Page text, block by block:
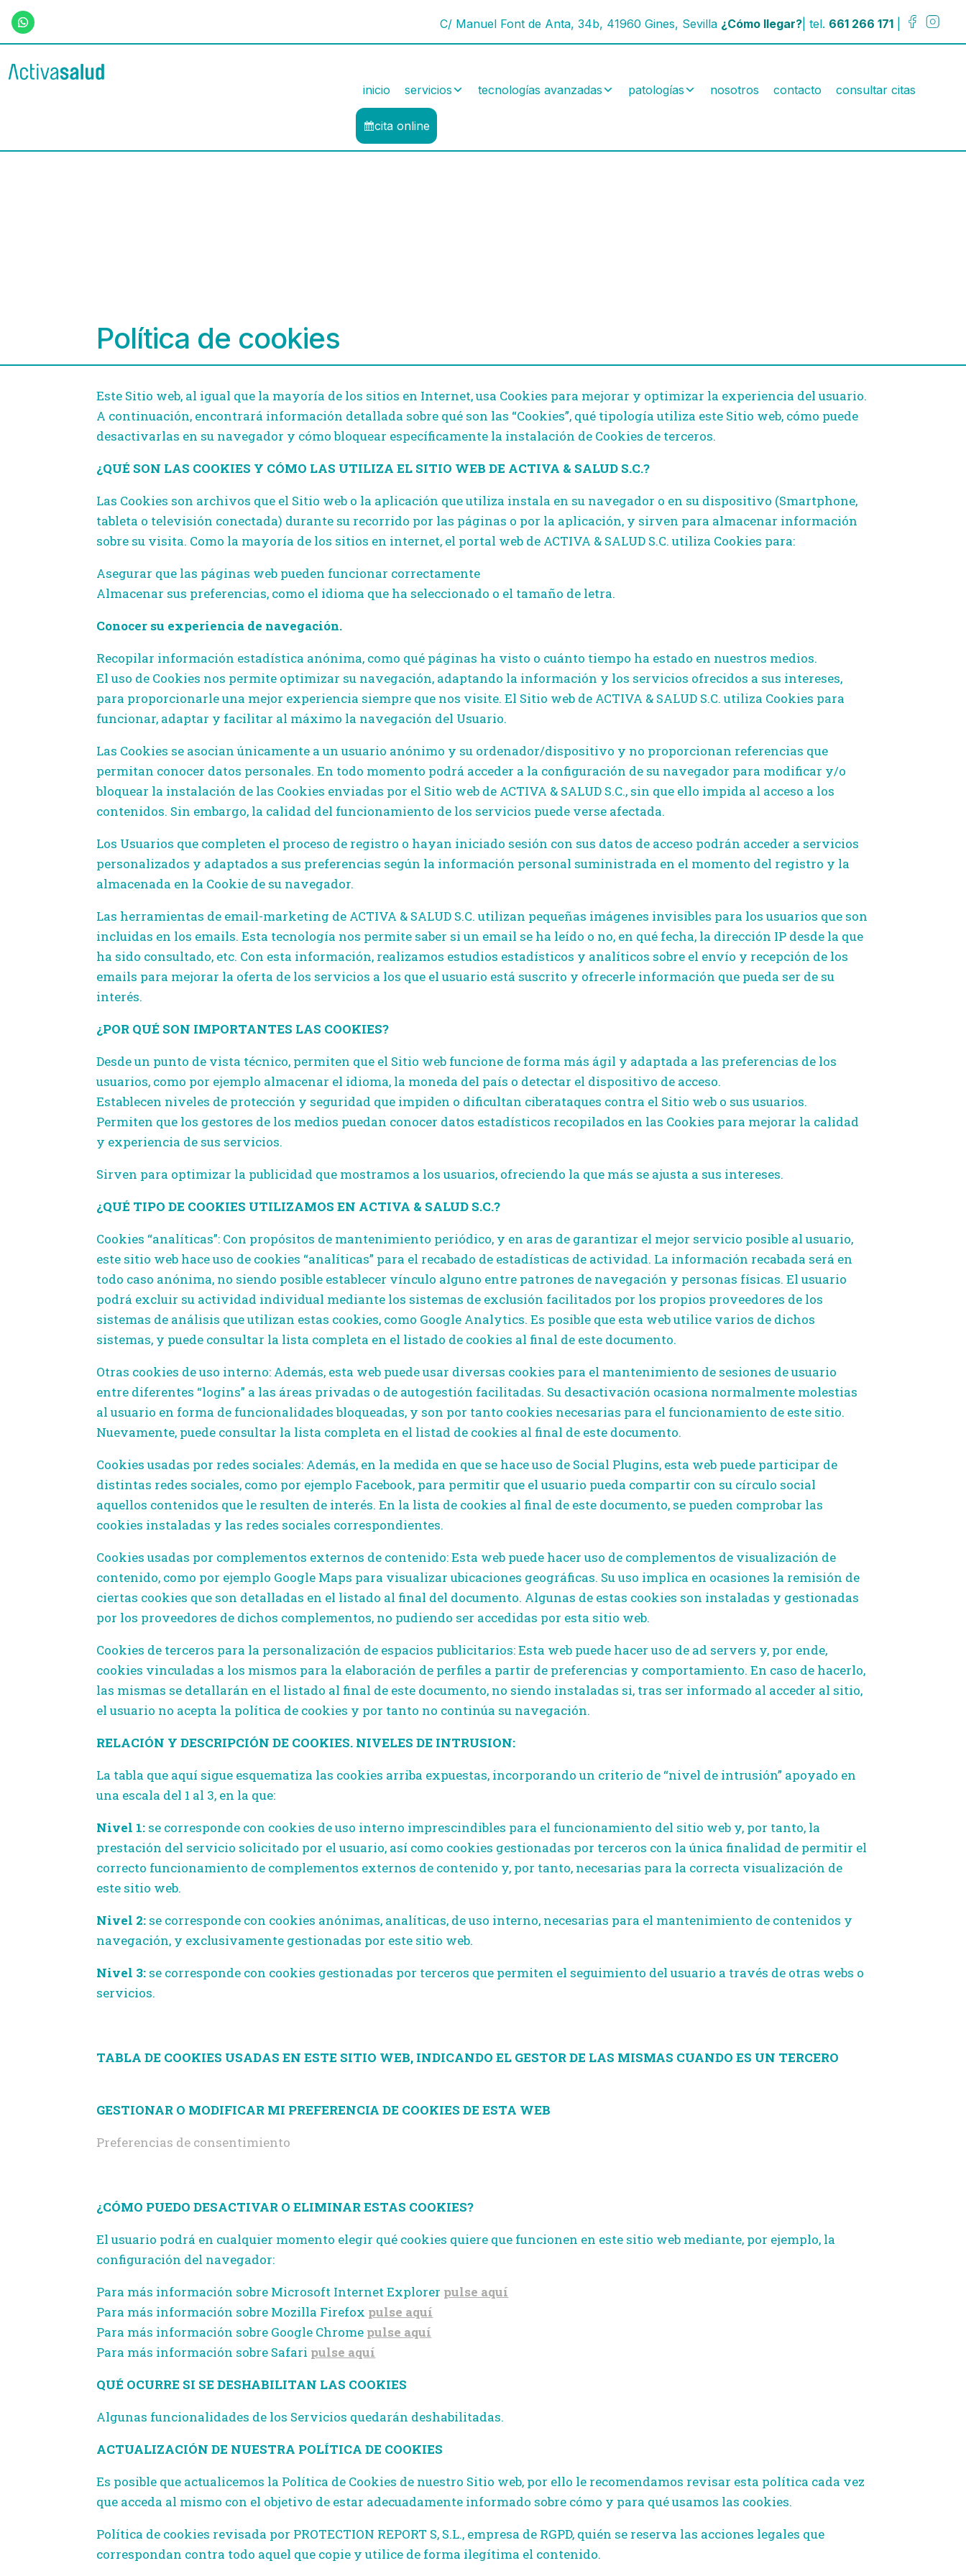
C/ Manuel Font de Anta, 34b, 41960 Gines, Sevilla ¿Cómo llegar?| tel. 661 266 171|
inicio servicios tecnologías avanzadas patologías nosotros contacto consultar citas
cita online
Política de cookies
Este Sitio web, al igual que la mayoría de los sitios en Internet, usa Cookies para mejorar y optimizar la experiencia del usuario.
A continuación, encontrará información detallada sobre qué son las “Cookies”, qué tipología utiliza este Sitio web, cómo puede
desactivarlas en su navegador y cómo bloquear específicamente la instalación de Cookies de terceros.
¿QUÉ SON LAS COOKIES Y CÓMO LAS UTILIZA EL SITIO WEB DE ACTIVA & SALUD S.C.?
Las Cookies son archivos que el Sitio web o la aplicación que utiliza instala en su navegador o en su dispositivo (Smartphone,
tableta o televisión conectada) durante su recorrido por las páginas o por la aplicación, y sirven para almacenar información
sobre su visita. Como la mayoría de los sitios en internet, el portal web de ACTIVA & SALUD S.C. utiliza Cookies para:
Asegurar que las páginas web pueden funcionar correctamente
Almacenar sus preferencias, como el idioma que ha seleccionado o el tamaño de letra.
Conocer su experiencia de navegación.
Recopilar información estadística anónima, como qué páginas ha visto o cuánto tiempo ha estado en nuestros medios.
El uso de Cookies nos permite optimizar su navegación, adaptando la información y los servicios ofrecidos a sus intereses,
para proporcionarle una mejor experiencia siempre que nos visite. El Sitio web de ACTIVA & SALUD S.C. utiliza Cookies para
funcionar, adaptar y facilitar al máximo la navegación del Usuario.
Las Cookies se asocian únicamente a un usuario anónimo y su ordenador/dispositivo y no proporcionan referencias que
permitan conocer datos personales. En todo momento podrá acceder a la configuración de su navegador para modificar y/o
bloquear la instalación de las Cookies enviadas por el Sitio web de ACTIVA & SALUD S.C., sin que ello impida al acceso a los
contenidos. Sin embargo, la calidad del funcionamiento de los servicios puede verse afectada.
Los Usuarios que completen el proceso de registro o hayan iniciado sesión con sus datos de acceso podrán acceder a servicios
personalizados y adaptados a sus preferencias según la información personal suministrada en el momento del registro y la
almacenada en la Cookie de su navegador.
Las herramientas de email-marketing de ACTIVA & SALUD S.C. utilizan pequeñas imágenes invisibles para los usuarios que son
incluidas en los emails. Esta tecnología nos permite saber si un email se ha leído o no, en qué fecha, la dirección IP desde la que
ha sido consultado, etc. Con esta información, realizamos estudios estadísticos y analíticos sobre el envío y recepción de los
emails para mejorar la oferta de los servicios a los que el usuario está suscrito y ofrecerle información que pueda ser de su
interés.
¿POR QUÉ SON IMPORTANTES LAS COOKIES?
Desde un punto de vista técnico, permiten que el Sitio web funcione de forma más ágil y adaptada a las preferencias de los
usuarios, como por ejemplo almacenar el idioma, la moneda del país o detectar el dispositivo de acceso.
Establecen niveles de protección y seguridad que impiden o dificultan ciberataques contra el Sitio web o sus usuarios.
Permiten que los gestores de los medios puedan conocer datos estadísticos recopilados en las Cookies para mejorar la calidad
y experiencia de sus servicios.
Sirven para optimizar la publicidad que mostramos a los usuarios, ofreciendo la que más se ajusta a sus intereses.
¿QUÉ TIPO DE COOKIES UTILIZAMOS EN ACTIVA & SALUD S.C.?
Cookies “analíticas”: Con propósitos de mantenimiento periódico, y en aras de garantizar el mejor servicio posible al usuario,
este sitio web hace uso de cookies “analíticas” para el recabado de estadísticas de actividad. La información recabada será en
todo caso anónima, no siendo posible establecer vínculo alguno entre patrones de navegación y personas físicas. El usuario
podrá excluir su actividad individual mediante los sistemas de exclusión facilitados por los propios proveedores de los
sistemas de análisis que utilizan estas cookies, como Google Analytics. Es posible que esta web utilice varios de dichos
sistemas, y puede consultar la lista completa en el listado de cookies al final de este documento.
Otras cookies de uso interno: Además, esta web puede usar diversas cookies para el mantenimiento de sesiones de usuario
entre diferentes “logins” a las áreas privadas o de autogestión facilitadas. Su desactivación ocasiona normalmente molestias
al usuario en forma de funcionalidades bloqueadas, y son por tanto cookies necesarias para el funcionamiento de este sitio.
Nuevamente, puede consultar la lista completa en el listad de cookies al final de este documento.
Cookies usadas por redes sociales: Además, en la medida en que se hace uso de Social Plugins, esta web puede participar de
distintas redes sociales, como por ejemplo Facebook, para permitir que el usuario pueda compartir con su círculo social
aquellos contenidos que le resulten de interés. En la lista de cookies al final de este documento, se pueden comprobar las
cookies instaladas y las redes sociales correspondientes.
Cookies usadas por complementos externos de contenido: Esta web puede hacer uso de complementos de visualización de
contenido, como por ejemplo Google Maps para visualizar ubicaciones geográficas. Su uso implica en ocasiones la remisión de
ciertas cookies que son detalladas en el listado al final del documento. Algunas de estas cookies son instaladas y gestionadas
por los proveedores de dichos complementos, no pudiendo ser accedidas por esta sitio web.
Cookies de terceros para la personalización de espacios publicitarios: Esta web puede hacer uso de ad servers y, por ende,
cookies vinculadas a los mismos para la elaboración de perfiles a partir de preferencias y comportamiento. En caso de hacerlo,
las mismas se detallarán en el listado al final de este documento, no siendo instaladas si, tras ser informado al acceder al sitio,
el usuario no acepta la política de cookies y por tanto no continúa su navegación.
RELACIÓN Y DESCRIPCIÓN DE COOKIES. NIVELES DE INTRUSION:
La tabla que aquí sigue esquematiza las cookies arriba expuestas, incorporando un criterio de “nivel de intrusión” apoyado en
una escala del 1 al 3, en la que:
Nivel 1: se corresponde con cookies de uso interno imprescindibles para el funcionamiento del sitio web y, por tanto, la
prestación del servicio solicitado por el usuario, así como cookies gestionadas por terceros con la única finalidad de permitir el
correcto funcionamiento de complementos externos de contenido y, por tanto, necesarias para la correcta visualización de
este sitio web.
Nivel 2: se corresponde con cookies anónimas, analíticas, de uso interno, necesarias para el mantenimiento de contenidos y
navegación, y exclusivamente gestionadas por este sitio web.
Nivel 3: se corresponde con cookies gestionadas por terceros que permiten el seguimiento del usuario a través de otras webs o
servicios.
TABLA DE COOKIES USADAS EN ESTE SITIO WEB, INDICANDO EL GESTOR DE LAS MISMAS CUANDO ES UN TERCERO
GESTIONAR O MODIFICAR MI PREFERENCIA DE COOKIES DE ESTA WEB
Preferencias de consentimiento
¿CÓMO PUEDO DESACTIVAR O ELIMINAR ESTAS COOKIES?
El usuario podrá en cualquier momento elegir qué cookies quiere que funcionen en este sitio web mediante, por ejemplo, la
configuración del navegador:
Para más información sobre Microsoft Internet Explorer pulse aquí
Para más información sobre Mozilla Firefox pulse aquí
Para más información sobre Google Chrome pulse aquí
Para más información sobre Safari pulse aquí
QUÉ OCURRE SI SE DESHABILITAN LAS COOKIES
Algunas funcionalidades de los Servicios quedarán deshabilitadas.
ACTUALIZACIÓN DE NUESTRA POLÍTICA DE COOKIES
Es posible que actualicemos la Política de Cookies de nuestro Sitio web, por ello le recomendamos revisar esta política cada vez
que acceda al mismo con el objetivo de estar adecuadamente informado sobre cómo y para qué usamos las cookies.
Política de cookies revisada por PROTECTION REPORT S, S.L., empresa de RGPD, quién se reserva las acciones legales que
correspondan contra todo aquel que copie y utilice de forma ilegítima el contenido.